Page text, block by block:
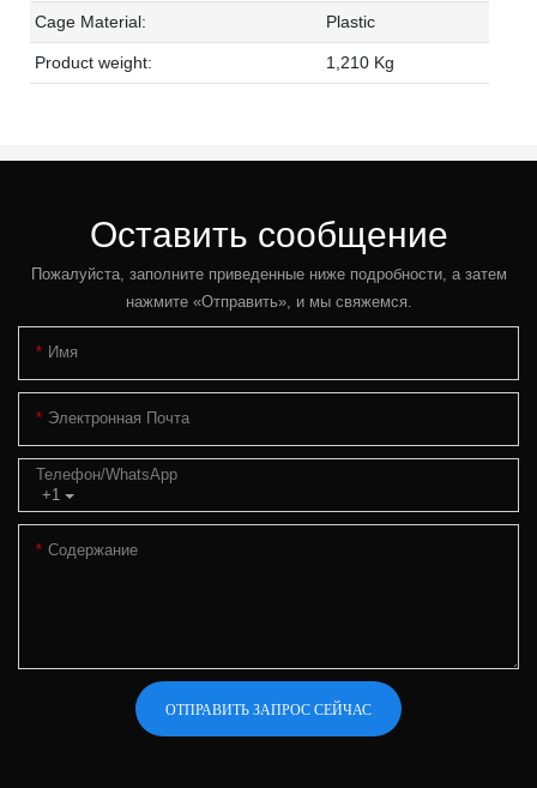
Cage Material: Plastic
Product weight: 1,210 Kg
Оставить сообщение
Пожалуйста, заполните приведенные ниже подробности, а затем
нажмите «Отправить», и мы свяжемся.
Имя
Электронная Почта
+1
Телефон/WhatsApp
Содержание
ОТПРАВИТЬ ЗАПРОС СЕЙЧАС